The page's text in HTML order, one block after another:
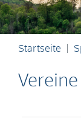
Startseite
Vereine